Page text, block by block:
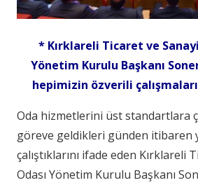
* Kırklareli Ticaret ve Sanayi
Yönetim Kurulu Başkanı
hepimizin özverili
Oda hizmetlerini üst standartlara
göreve geldikleri günden itibaren
çalıştıklarını ifade eden Kırklareli
Odası Yönetim Kurulu Başkanı